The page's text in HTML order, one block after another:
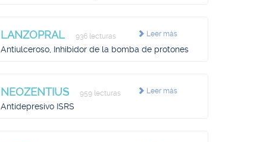
Leer más
LANZOPRAL 936 lecturas
Antiulceroso, Inhibidor de la bomba de protones
Leer más
NEOZENTIUS 959 lecturas
Antidepresivo ISRS